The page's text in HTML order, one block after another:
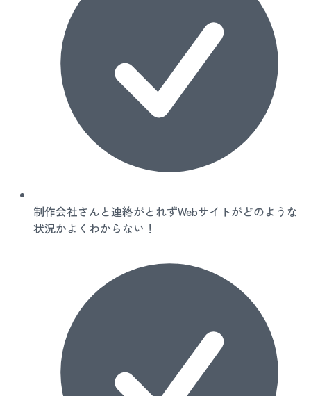
制作会社さんと連絡がとれずWebサイトがどのような
状況かよくわからない！